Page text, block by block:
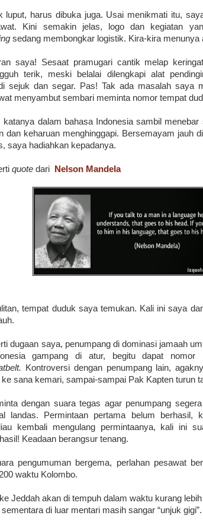
luput, harus dibuka juga. Usai menikmati itu,
Kini semakin jelas, logo dan kegiatan
sedang membongkar logistik. Kira-kira menunya
saya! Sesaat pramugari cantik melap
terik, meski belalai dilengkapi alat
sejuk dan segar. Pas! Tak ada masalah saya
menyambut sembari meminta nomor tempat
katanya dalam bahasa Indonesia sambil
dan keharuan menghinggapi. Bersemayam jauh
saya hadiahkan kepadanya.
quote dari Nelson Mandela
tempat duduk saya temukan. Kali ini saya
dugaan saya, penumpang di dominasi jamaah
gampang di atur, begitu dapat nomor
Kontroversi dengan penumpang lain,
ke sana kemari, sampai-sampai Pak Kapten turun
dengan suara tegas agar penumpang
landas. Permintaan pertama belum berhasil,
kembali mengulang permintaanya, kali ini
Keadaan berangsur tenang.
pengumuman bergema, perlahan pesawat
waktu Kolombo.
Jeddah akan di tempuh dalam waktu kurang
di luar mentari masih sangar “unjuk gigi”.